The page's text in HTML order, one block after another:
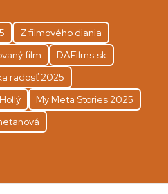
Z filmového diania
film
DAFilms.sk
radosť 2025
My Meta Stories 2025